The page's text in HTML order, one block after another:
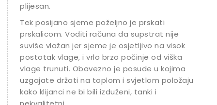
plijesan.
Tek posijano sjeme poželjno je prskati
prskalicom. Voditi računa da supstrat nije
suviše vlažan jer sjeme je osjetljivo na visok
postotak vlage, i vrlo brzo počinje od viška
vlage trunuti. Obavezno je posude u kojima
uzgajate držati na toplom i svjetlom položaju
kako klijanci ne bi bili izduženi, tanki i